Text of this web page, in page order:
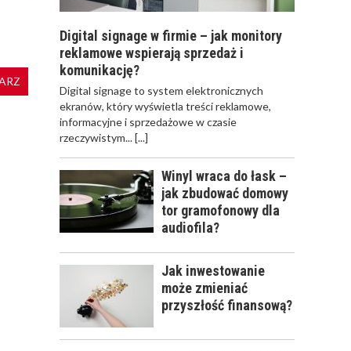
Digital signage w firmie – jak monitory
reklamowe wspierają sprzedaż i
komunikację?
​Digital signage to system elektronicznych
ekranów, który wyświetla treści reklamowe,
informacyjne i sprzedażowe w czasie
rzeczywistym...[...]
Winyl wraca do łask –
jak zbudować domowy
tor gramofonowy dla
audiofila?
Jak inwestowanie
może zmieniać
przyszłość finansową?